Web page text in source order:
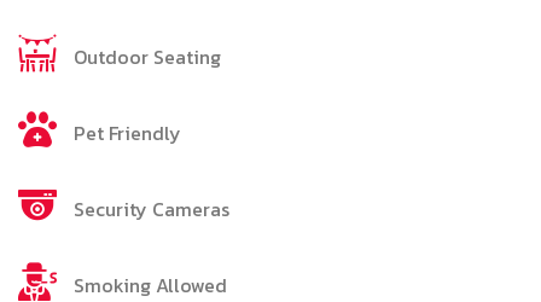
Outdoor Seating
Pet Friendly
Security Cameras
Smoking Allowed